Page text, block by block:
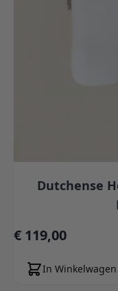
Dutchense
€ 119,00
In Winkelwagen